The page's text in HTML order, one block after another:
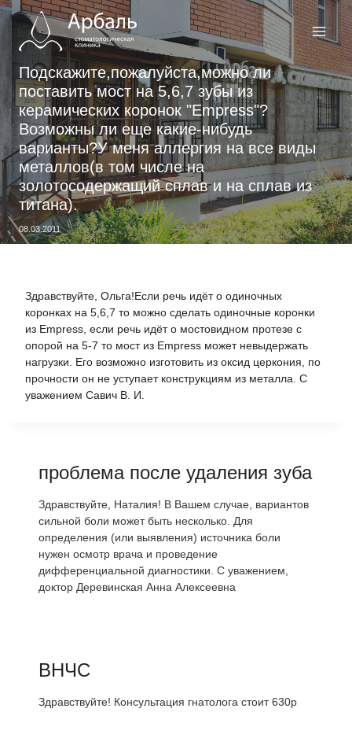
Перейти
содержимому
Подскажите,пожалуйста,можно ли
поставить мост на 5,6,7 зубы из
керамических коронок "Empress"?
Возможны ли еще какие-нибудь
варианты?У меня аллергия на все виды
металлов(в том числе на
золотосодержащий сплав и на сплав из
титана).
08.03.2011
Здравствуйте, Ольга!Если речь идёт о одиночных
коронках на 5,6,7 то можно сделать одиночные коронки
из Empress, если речь идёт о мостовидном протезе с
опорой на 5-7 то мост из Empress может невыдержать
нагрузки. Его возможно изготовить из оксид церкония, по
прочности он не уступает конструкциям из металла. С
уважением Савич В. И.
проблема после удаления зуба
Здравствуйте, Наталия! В Вашем случае, вариантов
сильной боли может быть несколько. Для
определения (или выявления) источника боли
нужен осмотр врача и проведение
дифференциальной диагностики. С уважением,
доктор Деревинская Анна Алексеевна
ВНЧС
Здравствуйте! Консультация гнатолога стоит 630р